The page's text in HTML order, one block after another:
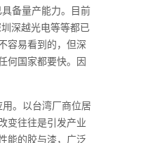
备量产能力。目前
深越光电等等都已
容易看到的，但深
何国家都要快。因
。以台湾厂商位居
变往往是引发产业
能的胶与漆，广泛